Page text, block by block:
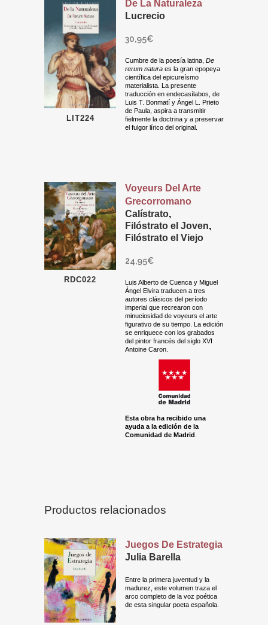
LIT224
De La Naturaleza
Lucrecio
30,95€
Cumbre de la poesía latina, De
rerum natura es la gran epopeya
científica del epicureísmo
materialista. La presente
traducción en endecasílabos, de
Luis T. Bonmatí y Ángel L. Prieto
de Paula, aspira a transmitir
fielmente la doctrina y a preservar
el fulgor lírico del original.
RDC022
Voyeurs Del Arte
Grecorromano
Calístrato,
Filóstrato el Joven,
Filóstrato el Viejo
24,95€
Luis Alberto de Cuenca y Miguel
Ángel Elvira traducen a tres
autores clásicos del período
imperial que recrearon con
minuciosidad de voyeurs el arte
figurativo de su tiempo. La edición
se enriquece con los grabados
del pintor francés del siglo XVI
Antoine Caron.
Esta obra ha recibido una
ayuda a la edición de la
Comunidad de Madrid
Productos relacionados
Juegos De Estrategia
Julia Barella
Entre la primera juventud y la
madurez, este volumen traza el
arco completo de la voz poética
de esta singular poeta española.